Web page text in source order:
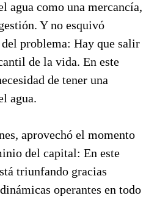
agua como una mercancía,
Y no esquivó
problema: Hay que salir
de la vida. En este
de tener una
agua.
aprovechó el momento
del capital: En este
triunfando gracias
operantes en todo